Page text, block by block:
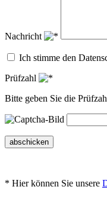
Nachricht
Ich stimme den
Prüfzahl
Bitte geben Sie die
abschicken
* Hier können Sie unsere